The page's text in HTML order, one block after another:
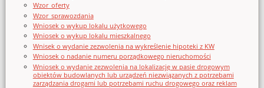
Wzor_oferty
Wzor_sprawozdania
Wniosek o wykup lokalu użytkowego
Wniosek o wykup lokalu mieszkalnego
Wnisek o wydanie zezwolenia na wykreślenie hipoteki z KW
Wniosek o nadanie numeru porządkowego nieruchomości
Wniosek o wydanie zezwolenia na lokalizację w pasie drogowym
obiektów budowlanych lub urządzeń niezwiązanych z potrzebami
zarządzania drogami lub potrzebami ruchu drogowego oraz reklam